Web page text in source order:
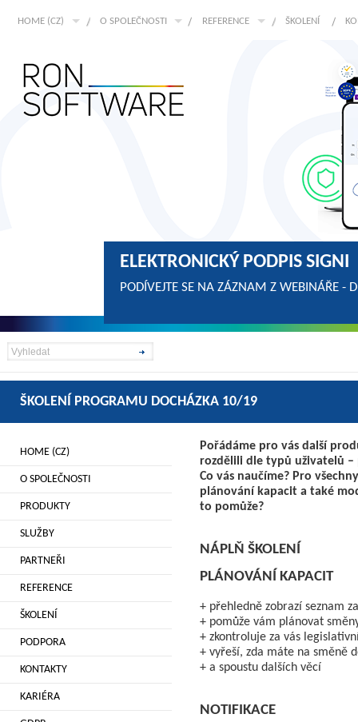
HOME (CZ) O SPOLEČNOSTI REFERENCE ŠKOLENÍ
ELEKTRONICKÝ PODPIS SIGNI
PODÍVEJTE SE NA ZÁZNAM Z WEBINÁŘE -
ŠKOLENÍ PROGRAMU DOCHÁZKA 10/19
HOME (CZ)
O SPOLEČNOSTI
PRODUKTY
SLUŽBY
PARTNEŘI
REFERENCE
ŠKOLENÍ
PODPORA
KONTAKTY
KARIÉRA
Pořádáme pro vás další
rozdělili dle typů uživatelů
Co vás naučíme? Pro
plánování kapacit a také
to pomůže?
NÁPLŇ ŠKOLENÍ
PLÁNOVÁNÍ KAPACIT
+ přehledně zobrazí seznam
+ pomůže vám plánovat
+ zkontroluje za vás
+ vyřeší, zda máte na směně
+ a spoustu dalších věcí
NOTIFIKACE